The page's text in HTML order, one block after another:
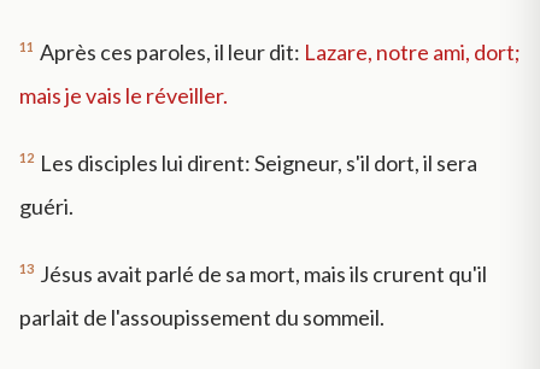
11 Après ces paroles, il leur dit: Lazare, notre ami, dort;
mais je vais le réveiller.
12 Les disciples lui dirent: Seigneur, s'il dort, il sera
guéri.
13 Jésus avait parlé de sa mort, mais ils crurent qu'il
parlait de l'assoupissement du sommeil.